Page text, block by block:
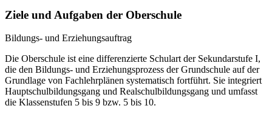
Ziele und Aufgaben der Oberschule
Bildungs- und Erziehungsauftrag
Die Oberschule ist eine differenzierte Schulart der Sekundarstufe I,
die den Bildungs- und Erziehungsprozess der Grundschule auf der
Grundlage von Fachlehrplänen systematisch fortführt. Sie integriert
Hauptschulbildungsgang und Realschulbildungsgang und umfasst
die Klassenstufen 5 bis 9 bzw. 5 bis 10.